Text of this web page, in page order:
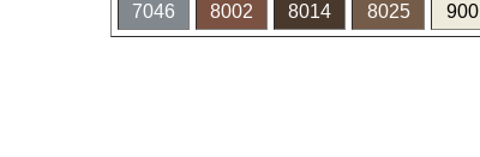
7046 8002 8014 8025